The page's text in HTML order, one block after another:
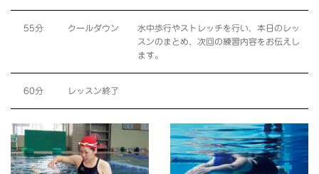
55分 クールダウン
水中歩行やストレッチを行い、本日のレッ
スンのまとめ、次回の練習内容をお伝えし
ます。
60分 レッスン終了